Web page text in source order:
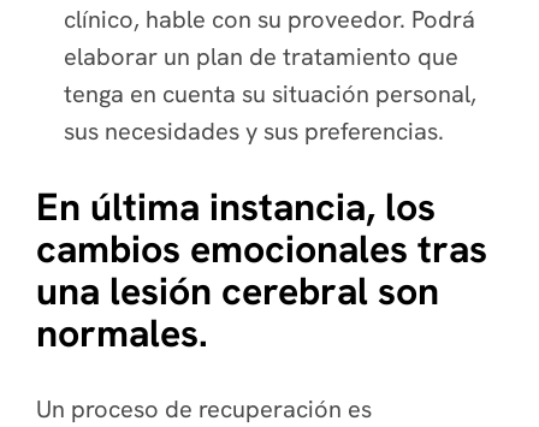
clínico, hable con su proveedor. Podrá
elaborar un plan de tratamiento que
tenga en cuenta su situación personal,
sus necesidades y sus preferencias.
En última instancia, los
cambios emocionales tras
una lesión cerebral son
normales.
Un proceso de recuperación es